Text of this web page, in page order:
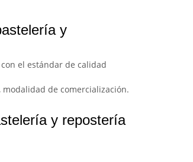
y
el estándar de calidad
de comercialización.
y repostería